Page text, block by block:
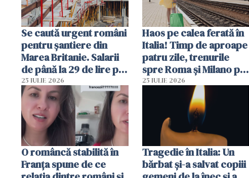
Se caută urgent români
pentru șantiere din
Marea Britanie. Salarii
de până la 29 de lire pe
oră
25 IULIE 2026
Haos pe calea ferată în
Italia! Timp de aproape
patru zile, trenurile
spre Roma și Milano pot
întârzia până la 3 ore
25 IULIE 2026
O româncă stabilită în
Franța spune de ce
Tragedie în Italia: Un
bărbat și-a salvat copiii